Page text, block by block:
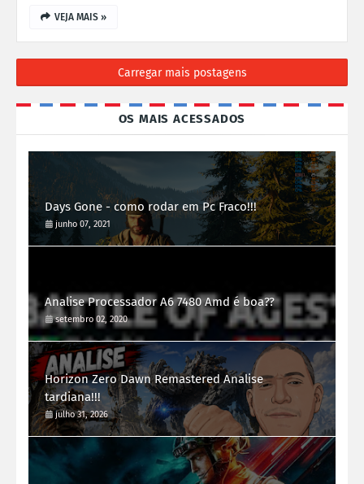
VEJA MAIS »
Carregar mais postagens
OS MAIS ACESSADOS
Days Gone - como rodar em Pc Fraco!!!
junho 07, 2021
Analise Processador A6 7480 Amd é boa??
setembro 02, 2020
Horizon Zero Dawn Remastered Analise
tardiana!!!
julho 31, 2026